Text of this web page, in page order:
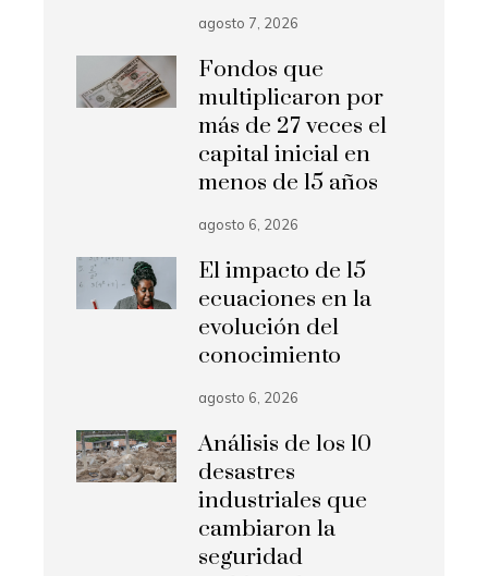
agosto 7, 2026
Fondos que
multiplicaron por
más de 27 veces el
capital inicial en
menos de 15 años
agosto 6, 2026
El impacto de 15
ecuaciones en la
evolución del
conocimiento
agosto 6, 2026
Análisis de los 10
desastres
industriales que
cambiaron la
seguridad